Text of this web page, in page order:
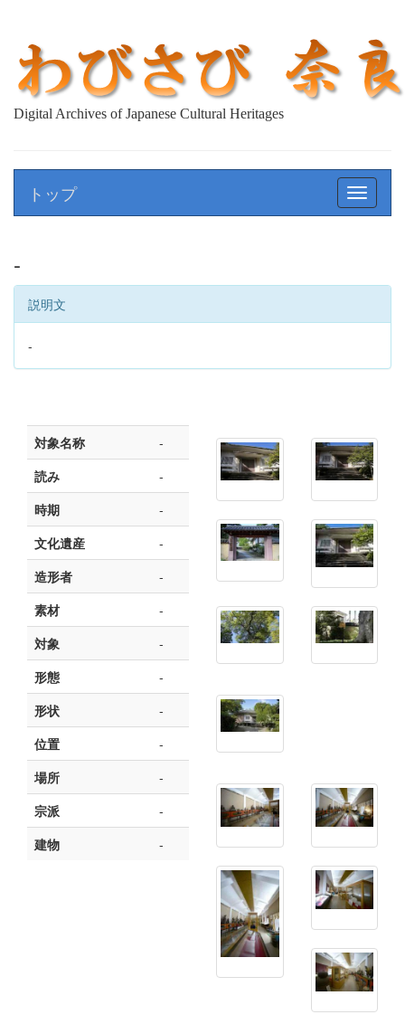
Digital Archives of Japanese Cultural Heritages
Toggle
トップ
-
説明文
-
対象名称
-
読み
-
時期
-
文化遺産
-
造形者
-
素材
-
対象
-
形態
-
形状
-
位置
-
場所
-
宗派
-
建物
-